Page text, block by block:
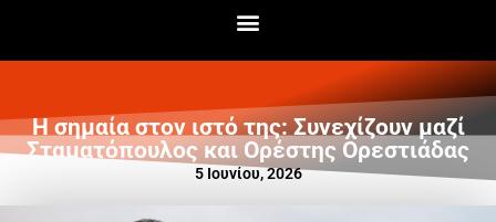
Η σημαία στον ιστό της: Συνεχίζουν μαζί
Σταματόπουλος και Ορέστης Ορεστιάδας
5 Ιουνίου, 2026